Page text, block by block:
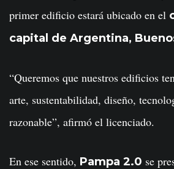
primer edificio estará ubicado en el
capital de Argentina,
“Queremos que nuestros edificios
arte, sustentabilidad, diseño,
razonable”, afirmó el licenciado.
En ese sentido, Pampa 2.0 se